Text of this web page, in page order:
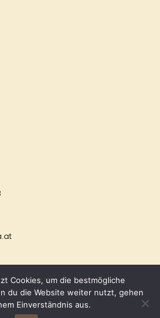
© ESCLUSIVA
Cookies, um die bestmögliche
du die Website weiter nutzt, gehen
Einverständnis aus.